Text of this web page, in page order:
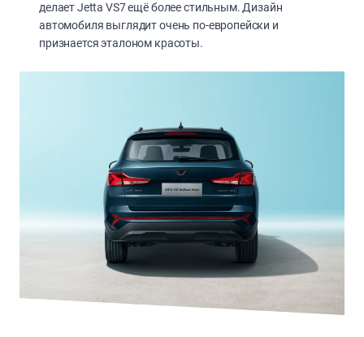
делает Jetta VS7 ещё более стильным. Дизайн
автомобиля выглядит очень по-европейски и
признается эталоном красоты.